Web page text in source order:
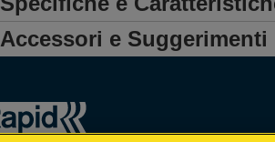
Accessori e Suggerimenti